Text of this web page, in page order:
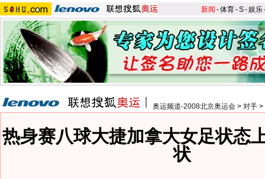
新闻 -体育-S-娱乐
奥运频道-2008北京奥运会 > 对手 >
热身赛八球大捷加拿大女足状态
状